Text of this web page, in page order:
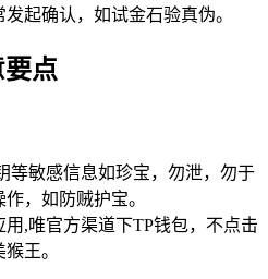
起确认，如试金石验真伪。
点
等敏感信息如珍宝，勿泄，勿于
，如防贼护宝。
,唯官方渠道下TP钱包，不点击
王。